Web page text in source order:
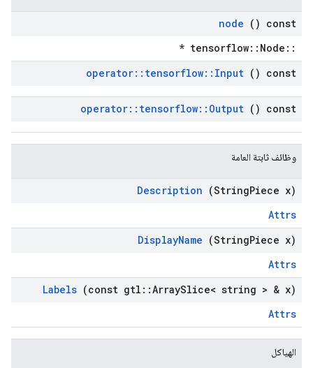
node () const
::tensorflow::Node *
operator:: tensorflow:: Input () const
operator:: tensorflow:: Output () const
وظائف ثابتة العامة
Description (StringPiece x)
Attrs
DisplayName (StringPiece x)
Attrs
Labels (const gtl ::ArraySlice< string > & x)
Attrs
الهياكل